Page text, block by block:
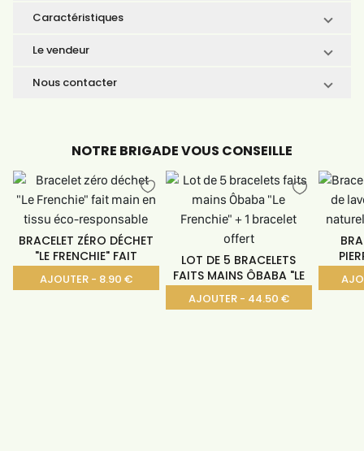
Caractéristiques
Le vendeur
Nous contacter
NOTRE BRIGADE VOUS CONSEILLE
BRACELET ZÉRO DÉCHET
"LE FRENCHIE" FAIT
AJOUTER - 8.90 €
LOT DE 5 BRACELETS
FAITS MAINS ÔBABA "LE
AJOUTER - 44.50 €